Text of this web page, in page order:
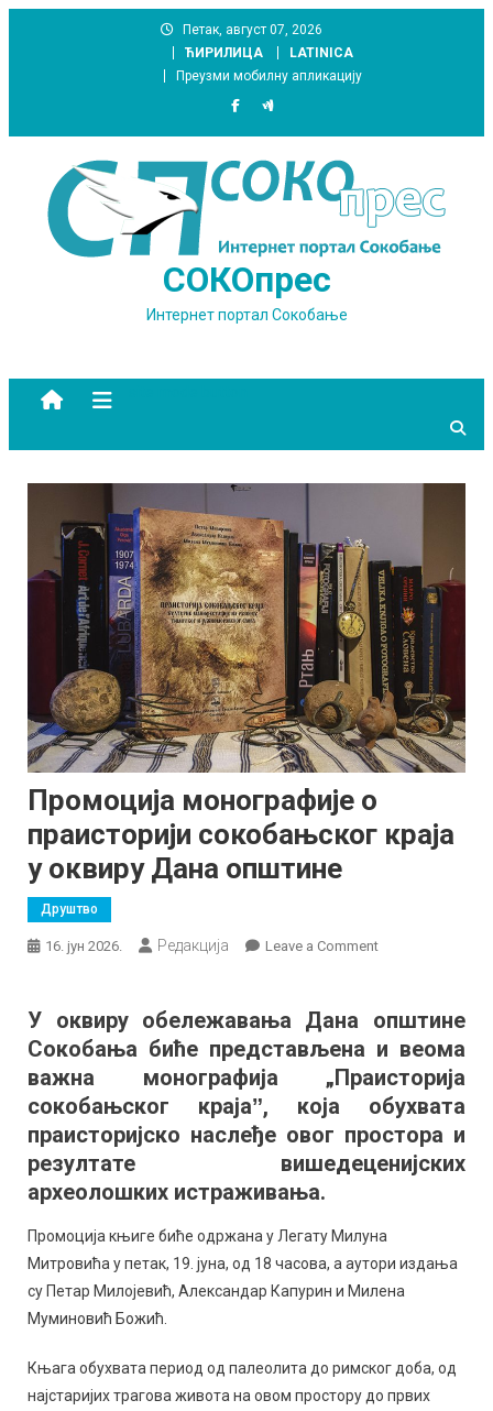
Петак, август 07, 2026
ЋИРИЛИЦА
LATINICA
Преузми мобилну апликацију
СОКОпрес
Интернет портал Сокобање
Промоција монографије о
праисторији сокобањског краја
у оквиру Дана општине
Друштво
16. јун 2026. Редакција Leave a Commenton
о
праисторији
сокобањског
краја
оквиру
Дана
У оквиру обележавања Дана општине
Сокобања биће представљена и веома
важна монографија „Праисторија
сокобањског крајаˮ, која обухвата
праисторијско наслеђе овог простора и
резултате вишедеценијских
археолошких истраживања.
Промоција књиге биће одржана у Легату Милуна
Митровића у петак, 19. јуна, од 18 часова, а аутори издања
су Петар Милојевић, Александар Капурин и Милена
Муминовић Божић.
Књага обухвата период од палеолита до римског доба, од
најстаријих трагова живота на овом простору до првих